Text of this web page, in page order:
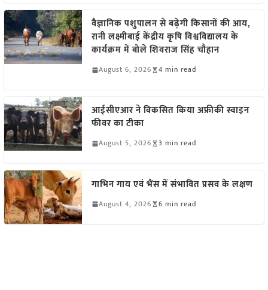
वैज्ञानिक पशुपालन से बढ़ेगी किसानों की आय,
रानी लक्ष्मीबाई केंद्रीय कृषि विश्वविद्यालय के
कार्यक्रम में बोले शिवराज सिंह चौहान
August 6, 2026 4 min read
आईसीएआर ने विकसित किया अफ्रीकी स्वाइन
फीवर का टीका
August 5, 2026 3 min read
गाभिन गाय एवं भैंस में संभावित प्रसव के लक्षण
August 4, 2026 6 min read